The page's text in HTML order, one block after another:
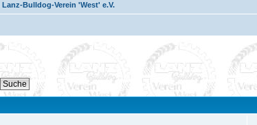
Lanz-Bulldog-Verein 'West' e.V.